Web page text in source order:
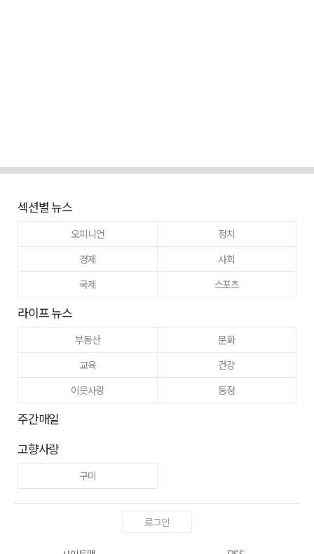
섹션별 뉴스
오피니언
정치
경제
사회
국제
스포츠
라이프 뉴스
부동산
문화
교육
건강
이웃사랑
동정
주간매일
고향사랑
구미
로그인